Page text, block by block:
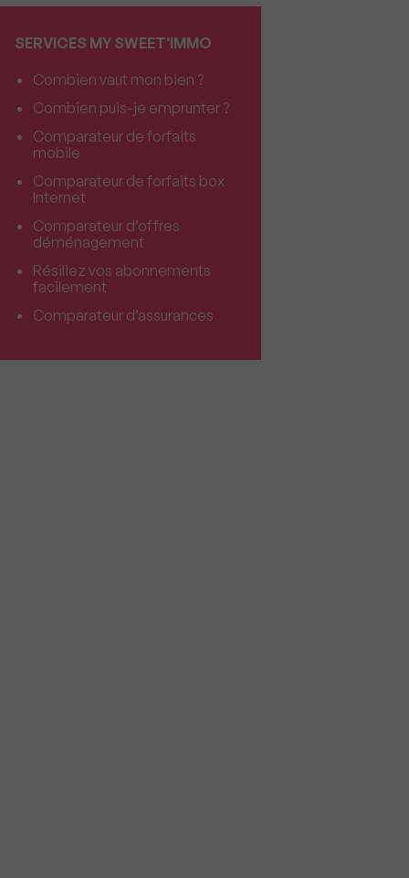
SERVICES MY SWEET'IMMO
Combien vaut mon bien ?
Combien puis-je emprunter ?
Comparateur de forfaits
mobile
Comparateur de forfaits box
Internet
Comparateur d’offres
déménagement
Résiliez vos abonnements
facilement
Comparateur d’assurances